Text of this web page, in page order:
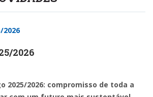
2026
2025/2026: compromisso de toda a